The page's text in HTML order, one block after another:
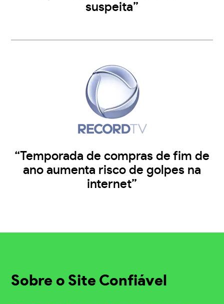
suspeita”
“Temporada de compras de fim de
ano aumenta risco de golpes na
internet”
Sobre o Site Confiável